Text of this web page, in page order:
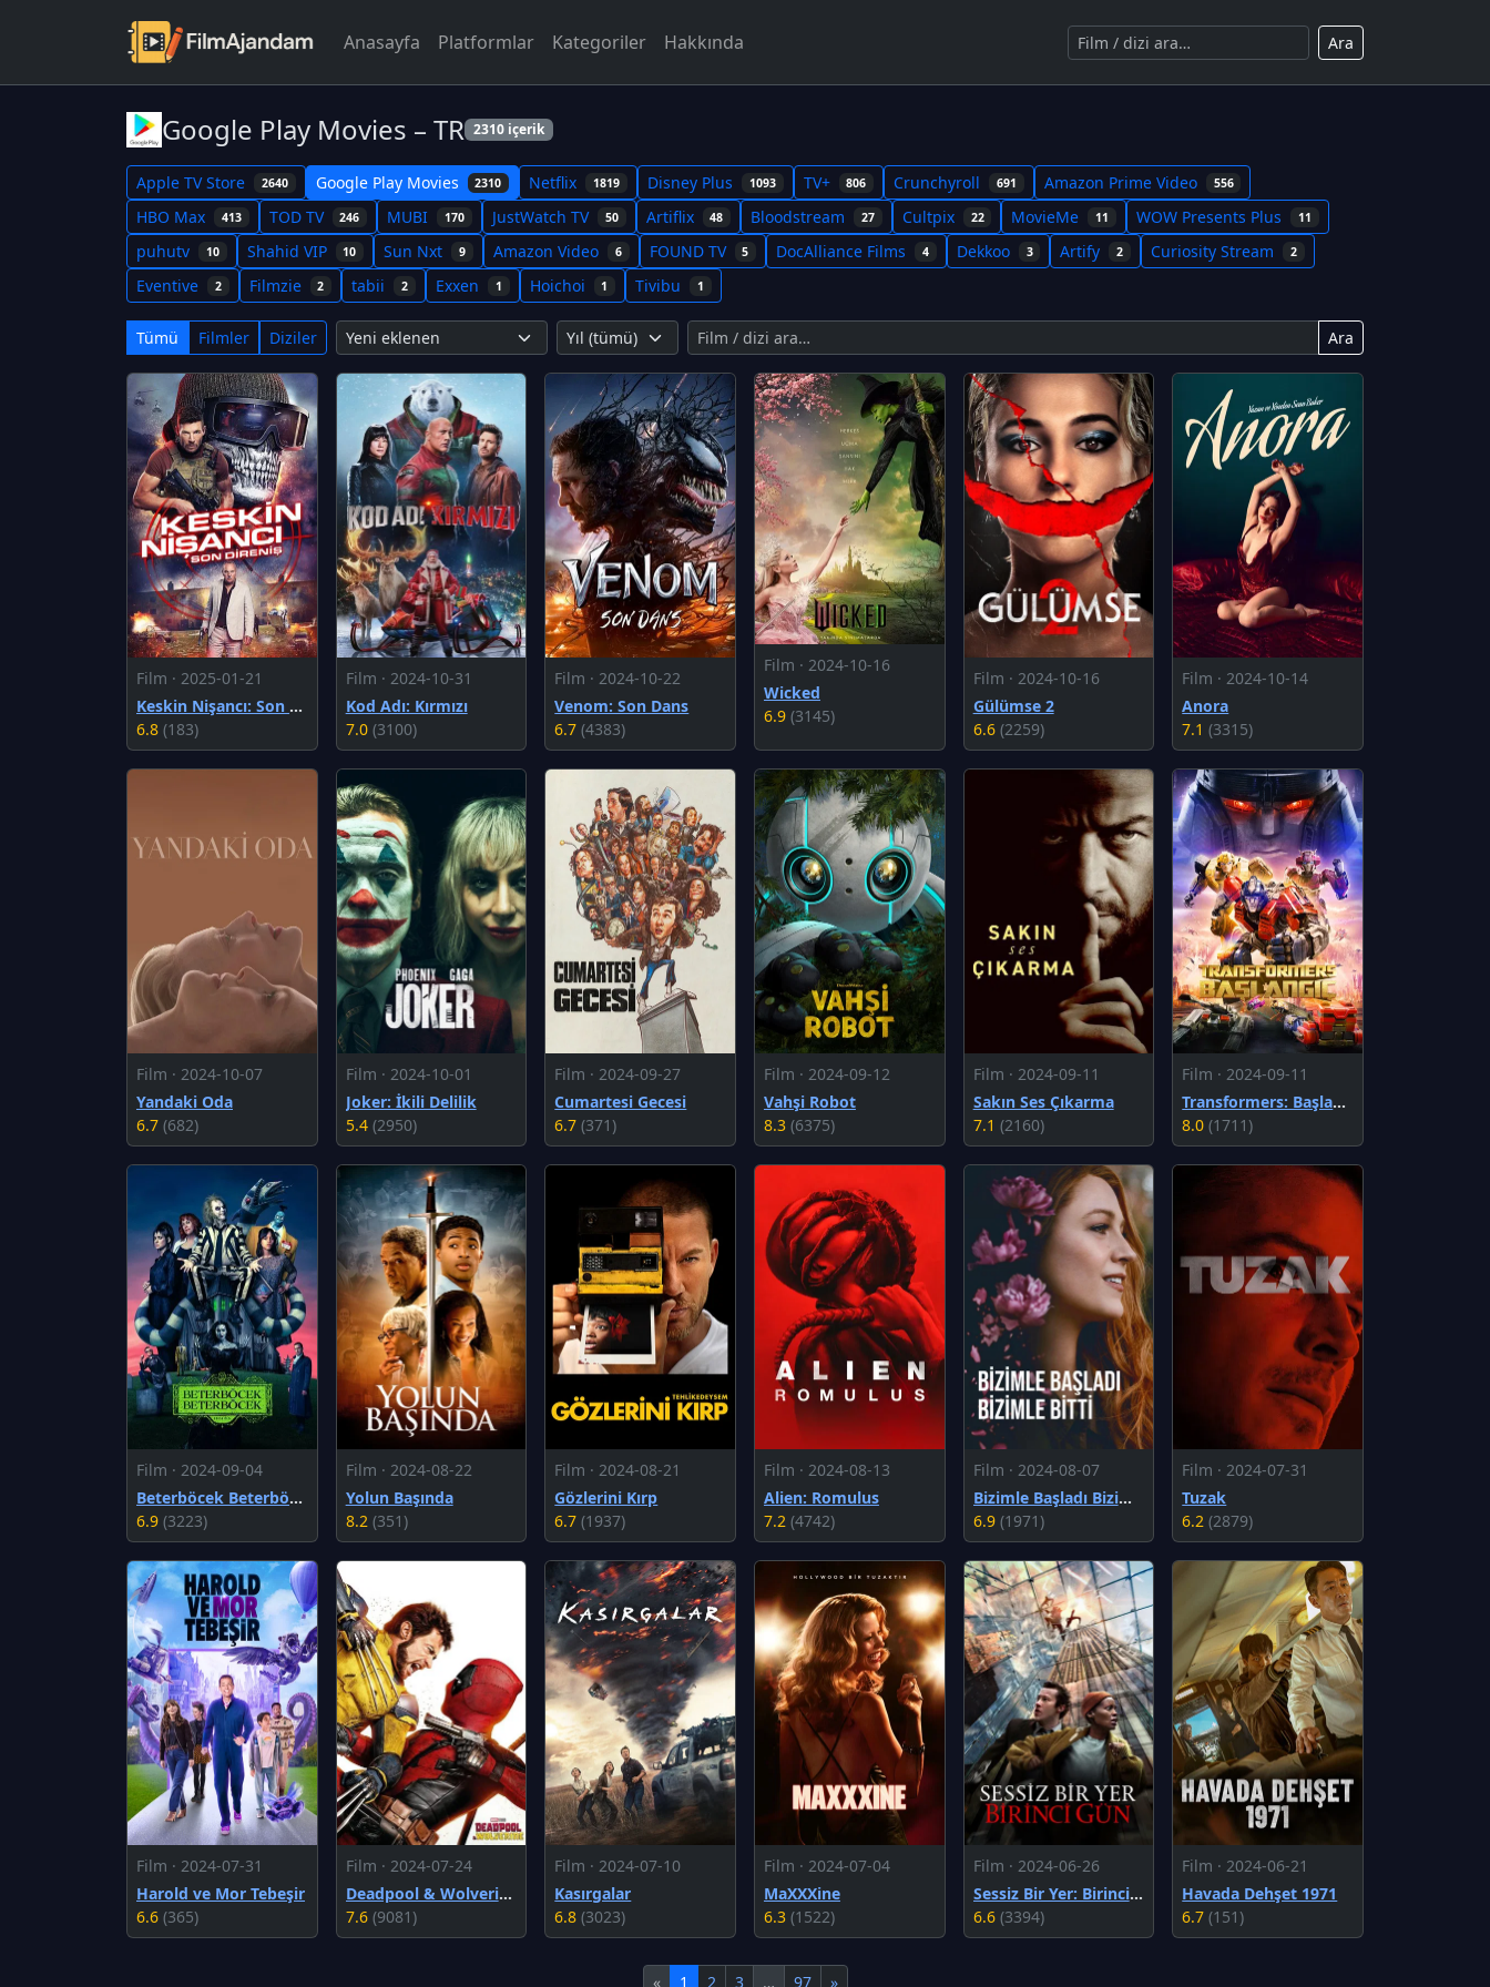
Anasayfa Platformlar Kategoriler Hakkında Ara
Google Play Movies – TR 2310 içerik
Apple TV Store 2640 Google Play Movies 2310 Netflix 1819 Disney Plus 1093 TV+ 806 Crunchyroll 691 Amazon Prime Video 556
HBO Max 413 TOD TV 246 MUBI 170 JustWatch TV 50 Artiflix 48 Bloodstream 27 Cultpix 22 MovieMe 11 WOW Presents Plus 11
puhutv 10 Shahid VIP 10 Sun Nxt 9 Amazon Video 6 FOUND TV 5 DocAlliance Films 4 Dekkoo 3 Artify 2 Curiosity Stream 2
Eventive 2 Filmzie 2 tabii 2 Exxen 1 Hoichoi 1 Tivibu 1
Tümü Filmler Diziler Ara
Film · 2025-01-21
Keskin Nişancı: Son Direniş
6.8 (183)
Film · 2024-10-31
Kod Adı: Kırmızı
7.0 (3100)
Film · 2024-10-22
Venom: Son Dans
6.7(4383)
Film · 2024-10-16
Wicked
6.9 (3145)
Film · 2024-10-16
Gülümse 2
6.6 (2259)
Film · 2024-10-14
Anora
7.1(3315)
Film · 2024-10-07
Yandaki Oda
6.7 (682)
Film · 2024-10-01
Joker: İkili Delilik
5.4 (2950)
Film · 2024-09-27
Cumartesi Gecesi
6.7(371)
Film · 2024-09-12
Vahşi Robot
8.3 (6375)
Film · 2024-09-11
Sakın Ses Çıkarma
7.1 (2160)
Film · 2024-09-11
Transformers: Başlangıç
8.0(1711)
Film · 2024-09-04
Beterböcek Beterböcek
6.9 (3223)
Film · 2024-08-22
Yolun Başında
8.2 (351)
Film · 2024-08-21
Gözlerini Kırp
6.7(1937)
Film · 2024-08-13
Alien: Romulus
7.2 (4742)
Film · 2024-08-07
Bizimle Başladı Bizimle Bitti
6.9 (1971)
Film · 2024-07-31
Tuzak
6.2(2879)
Film · 2024-07-31
Harold ve Mor Tebeşir
6.6 (365)
Film · 2024-07-24
Deadpool & Wolverine
7.6 (9081)
Film · 2024-07-10
Kasırgalar
6.8(3023)
Film · 2024-07-04
MaXXXine
6.3 (1522)
Film · 2024-06-26
Sessiz Bir Yer: Birinci Gün
6.6 (3394)
Film · 2024-06-21
Havada Dehşet 1971
6.7(151)
« 1 2 3 … 97 »